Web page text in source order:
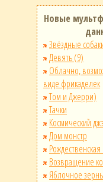
Новые
Звёздные
Девять (9)
Облачно,
виде фрикаделек
Том и Джерри)
Тачки
Космический
Дом монстр
Возвращение
Яблочное